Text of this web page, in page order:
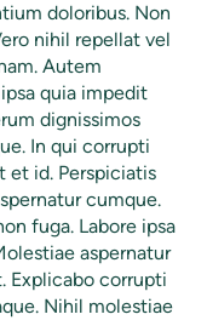
doloribus. Non
nihil repellat vel
Autem
quia impedit
dignissimos
In qui corrupti
id. Perspiciatis
cumque.
fuga. Labore ipsa
aspernatur
Explicabo corrupti
Nihil molestiae